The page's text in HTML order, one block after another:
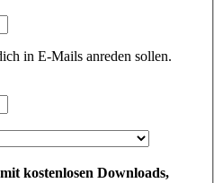
in E-Mails anreden sollen.
kostenlosen Downloads,